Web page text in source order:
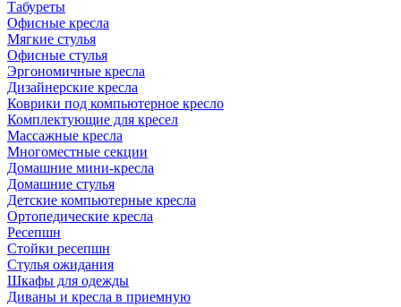
Табуреты
Офисные кресла
Мягкие стулья
Офисные стулья
Эргономичные кресла
Дизайнерские кресла
Коврики под компьютерное кресло
Комплектующие для кресел
Массажные кресла
Многоместные секции
Домашние мини-кресла
Домашние стулья
Детские компьютерные кресла
Ортопедические кресла
Ресепшн
Стойки ресепшн
Стулья ожидания
Шкафы для одежды
Диваны и кресла в приемную